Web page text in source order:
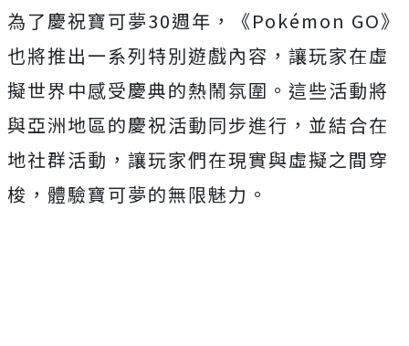
為了慶祝寶可夢30週年，《Pokémon GO》
也將推出一系列特別遊戲內容，讓玩家在虛
擬世界中感受慶典的熱鬧氛圍。這些活動將
與亞洲地區的慶祝活動同步進行，並結合在
地社群活動，讓玩家們在現實與虛擬之間穿
梭，體驗寶可夢的無限魅力。